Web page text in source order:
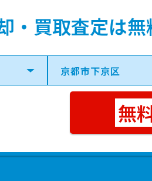
・買取査定は無